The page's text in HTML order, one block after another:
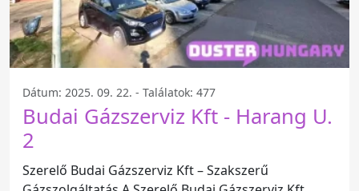
Dátum: 2025. 09. 22. - Találatok: 477
Budai Gázszerviz Kft - Harang U.
2
Szerelő Budai Gázszerviz Kft – Szakszerű